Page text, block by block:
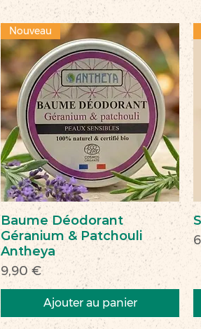
Nouveau
Baume Déodorant
Géranium & Patchouli
Antheya
Prix
9,90 €
Ajouter au panier
Nouveau
Nouveauté